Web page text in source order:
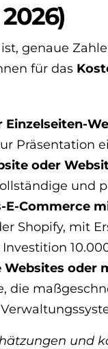
genaue
für das
Einzelseiten-
Präsentation
oder
und
E-Commerce
Shopify, mit
Websites oder
die
und